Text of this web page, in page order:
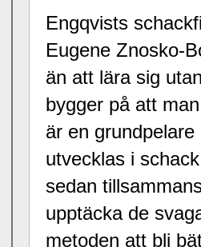
Schacksnack har inlett det nya
Random, där pjäserna slumpas på
talet och där det på förhand är
att man måste kunna och förstå
högerspalten nedan.
Engqvists
Eugene Znosko-
än att lära sig
bygger på att
är en
utvecklas i
sedan
upptäcka de
metoden att bli